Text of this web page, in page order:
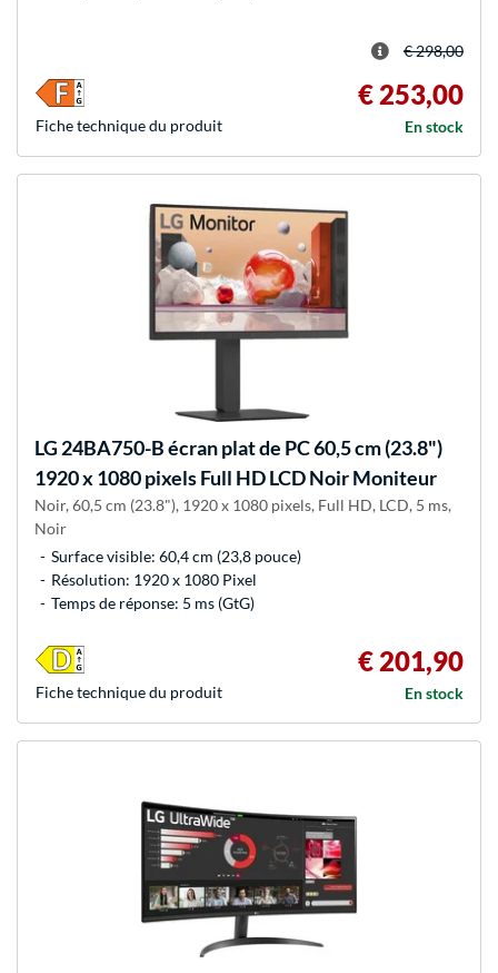
€ 298,00
€ 253,00
En stock
Fiche technique du produit
LG 24BA750-B écran plat de PC 60,5 cm (23.8")
1920 x 1080 pixels Full HD LCD Noir Moniteur
Noir, 60,5 cm (23.8"), 1920 x 1080 pixels, Full HD, LCD, 5 ms,
Noir
Surface visible: 60,4 cm (23,8 pouce)
Résolution: 1920 x 1080 Pixel
Temps de réponse: 5 ms (GtG)
€ 201,90
En stock
Fiche technique du produit